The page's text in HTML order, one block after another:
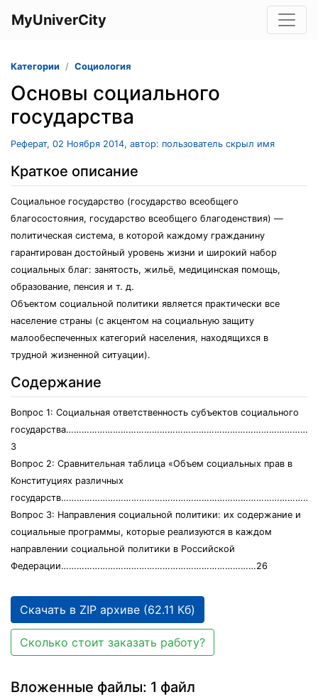
MyUniverCity
Категории Социология
Основы социального
государства
Реферат, 02 Ноября 2014, автор: пользователь скрыл имя
Краткое описание
Социальное государство (государство всеобщего
благосостояния, государство всеобщего благоденствия) —
политическая система, в которой каждому гражданину
гарантирован достойный уровень жизни и широкий набор
социальных благ: занятость, жильё, медицинская помощь,
образование, пенсия и т. д.
Объектом социальной политики является практически все
население страны (с акцентом на социальную защиту
малообеспеченных категорий населения, находящихся в
трудной жизненной ситуации).
Содержание
Вопрос 1: Социальная ответственность субъектов социального
3
Вопрос 2: Сравнительная таблица «Объем социальных прав в
Конституциях различных
Вопрос 3: Направления социальной политики: их содержание и
социальные программы, которые реализуются в каждом
направлении социальной политики в Российской
Федерации…………………………………………………………………26
Скачать в ZIP архиве (62.11 Кб)
Сколько стоит заказать работу?
Вложенные файлы: 1 файл